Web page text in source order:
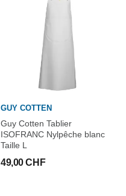
GUY COTTEN
Guy Cotten Tablier
ISOFRANC Nylpêche blanc
Taille L
49,00 CHF